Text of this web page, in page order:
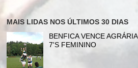
MAIS LIDAS NOS ÚLTIMOS 30 DIAS
BENFICA VENCE AGRÁRIA
7'S FEMININO